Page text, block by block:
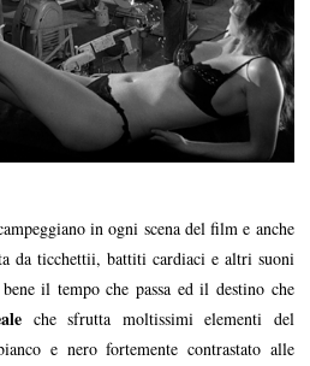
in ogni scena del film e anche
da ticchettii, battiti cardiaci e altri suoni
il tempo che passa ed il destino che
che sfrutta moltissimi elementi del
e nero fortemente contrastato alle